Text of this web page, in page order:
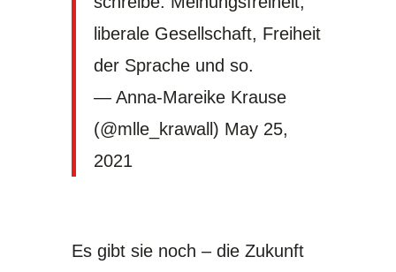
liberale Gesellschaft, Freiheit
der Sprache und so.
— Anna-Mareike Krause
(@mlle_krawall) May 25,
2021
Es gibt sie noch – die Zukunft